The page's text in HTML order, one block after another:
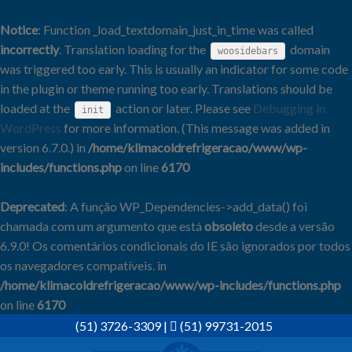
Notice: Function _load_textdomain_just_in_time was called
incorrectly. Translation loading for the woosidebars
domain
was triggered too early. This is usually an indicator for some code
in the plugin or theme running too early. Translations should be
loaded at the
init action or later. Please see Debugging in
WordPress for more information. (This message was added in
version 6.7.0.) in /home/klimacoldrefrigeracao/www/wp-
includes/functions.phpon line6170
Deprecated: A função WP_Dependencies->add_data() foi
chamada com um argumento que está obsoletodesde a versão
6.9.0! Os comentários condicionais do IE são ignorados por todos
os navegadores compatíveis. in
/home/klimacoldrefrigeracao/www/wp-includes/functions.php
on line6170
(51) 3726-3309| (51) 99731-2015